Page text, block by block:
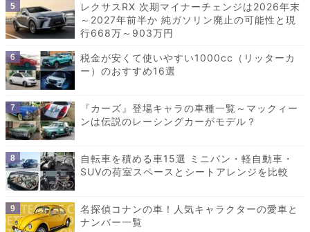
レクサスRX 次期マイナーチェンジは2026年末
～2027年前半か 純ガソリン廃止の可能性と現
行668万～903万円
税金が安くて使いやすい1000cc（リッターカ
ー）のおすすめ16選
『カーズ』登場キャラの車種一覧～マックィー
ンは伝説のレーシングカーがモデル？
自転車を積める車15選 ミニバン・軽自動車・
SUVの荷室スペースとシートアレンジを比較
名探偵コナンの車！人気キャラクターの愛車と
ナンバー一覧